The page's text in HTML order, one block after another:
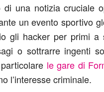
di una notizia cruciale
un evento sportivo
gli hacker per primi
o sottrarre ingenti
le gare di
l’interesse criminale.